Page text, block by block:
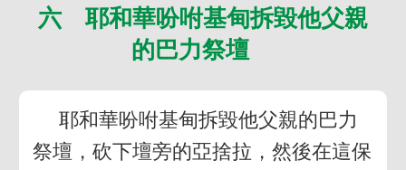
六 耶和華吩咐基甸拆毀他父親
的巴力祭壇
耶和華吩咐基甸拆毀他父親的巴力
祭壇，砍下壇旁的亞捨拉，然後在這保